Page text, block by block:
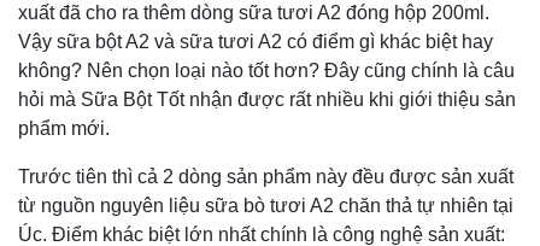
xuất đã cho ra thêm dòng sữa tươi A2 đóng hộp 200ml.
Vậy sữa bột A2 và sữa tươi A2 có điểm gì khác biệt hay
không? Nên chọn loại nào tốt hơn? Đây cũng chính là câu
hỏi mà Sữa Bột Tốt nhận được rất nhiều khi giới thiệu sản
phẩm mới.
Trước tiên thì cả 2 dòng sản phẩm này đều được sản xuất
từ nguồn nguyên liệu sữa bò tươi A2 chăn thả tự nhiên tại
Úc. Điểm khác biệt lớn nhất chính là công nghệ sản xuất: